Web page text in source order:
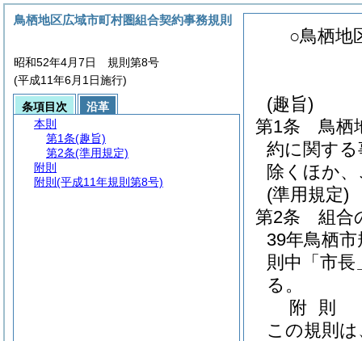
○鳥栖地
(趣旨)
第1条
鳥栖
約に関す
除くほか
(準用規定)
第2条
組合
39年鳥栖
則中「市
る。
附 則
この規則
鳥栖地区広域市町村圏組合契約事務規則
昭和52年4月7日 規則第8号
(平成11年6月1日施行)
条項目次
沿革
本則
第1条(趣旨)
第2条(準用規定)
附則
附則 (平成11年規則第8号)